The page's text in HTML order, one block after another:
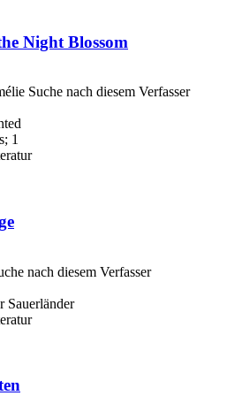
Night Blossom
Suche nach diesem Verfasser
1
nach diesem Verfasser
Sauerländer